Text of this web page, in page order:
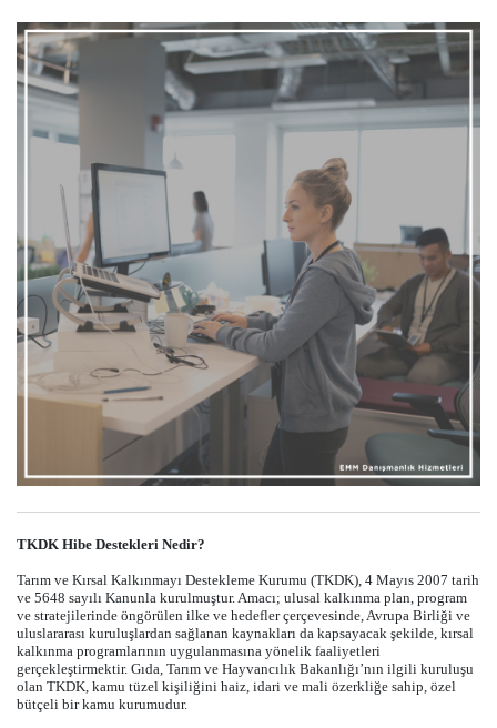
TKDK Hibe Destekleri Nedir?
Tarım ve Kırsal Kalkınmayı Destekleme Kurumu (TKDK), 4 Mayıs 2007 tarih
ve 5648 sayılı Kanunla kurulmuştur. Amacı; ulusal kalkınma plan, program
ve stratejilerinde öngörülen ilke ve hedefler çerçevesinde, Avrupa Birliği ve
uluslararası kuruluşlardan sağlanan kaynakları da kapsayacak şekilde, kırsal
kalkınma programlarının uygulanmasına yönelik faaliyetleri
gerçekleştirmektir. Gıda, Tarım ve Hayvancılık Bakanlığı’nın ilgili kuruluşu
olan TKDK, kamu tüzel kişiliğini haiz, idari ve mali özerkliğe sahip, özel
bütçeli bir kamu kurumudur.